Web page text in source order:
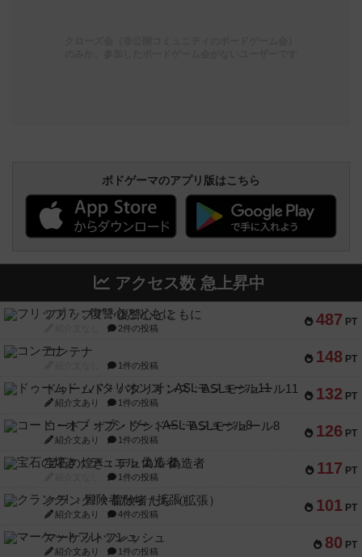
ボドゲーマのアプリ版はこちら
アクセス数 急上昇中
487 PT
フリップ７：復讐心とともに
2件の投稿
148 PT
コンテナ
1件の投稿
132 PT
ドゥームド・バタリオンズ：ASLモジュール11
紹介文あり 1件の投稿
126 PT
コード・オブ・ブシドー：ASLモジュール8
紹介文あり 1件の投稿
117 PT
宝石の煌き：デュエル 偽造者
1件の投稿
101 PT
クランク! ：冒険者たち（拡張）
紹介文あり 4件の投稿
80 PT
マーケットフレッシュ
紹介文あり 1件の投稿